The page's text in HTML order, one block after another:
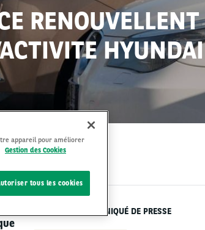
RENOUVELLENT
DERNIERS COMMUNIQUÉ DE PRESSE
appareil pour améliorer
Gestion des Cookies
tous les cookies